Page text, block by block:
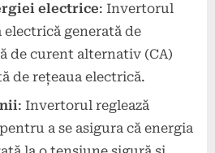
electrice: Invertorul
generată de
de curent alternativ (CA)
de rețeaua electrică.
: Invertorul reglează
a se asigura că energia